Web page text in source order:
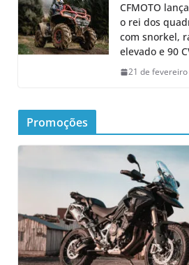
CFMOTO
o rei dos
com snorkel,
elevado e 90
21 de fevereiro
Promoções